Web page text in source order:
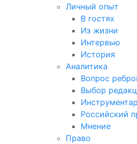
Личный опыт
В гостях
Из жизни
Интервью
История
Аналитика
Вопрос
Выбор
Российский
Мнение
Право